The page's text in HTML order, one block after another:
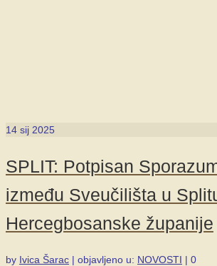
14 sij 2025
SPLIT: Potpisan
između Sveučilišta u
Hercegbosanske županije
by Ivica Šarac | objavljeno u: NOVOSTI | 0